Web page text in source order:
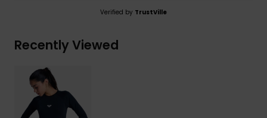
Verified by TrustVille
Recently Viewed